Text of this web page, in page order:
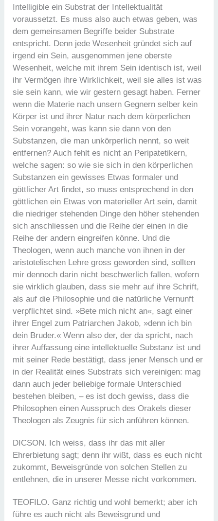
Intelligible ein Substrat der Intellektualität
voraussetzt. Es muss also auch etwas geben, was
dem gemeinsamen Begriffe beider Substrate
entspricht. Denn jede Wesenheit gründet sich auf
irgend ein Sein, ausgenommen jene oberste
Wesenheit, welche mit ihrem Sein identisch ist, weil
ihr Vermögen ihre Wirklichkeit, weil sie alles ist was
sie sein kann, wie wir gestern gesagt haben. Ferner
wenn die Materie nach unsern Gegnern selber kein
Körper ist und ihrer Natur nach dem körperlichen
Sein vorangeht, was kann sie dann von den
Substanzen, die man unkörperlich nennt, so weit
entfernen? Auch fehlt es nicht an Peripatetikern,
welche sagen: so wie sie sich in den körperlichen
Substanzen ein gewisses Etwas formaler und
göttlicher Art findet, so muss entsprechend in den
göttlichen ein Etwas von materieller Art sein, damit
die niedriger stehenden Dinge den höher stehenden
sich anschliessen und die Reihe der einen in die
Reihe der andern eingreifen könne. Und die
Theologen, wenn auch manche von ihnen in der
aristotelischen Lehre gross geworden sind, sollten
mir dennoch darin nicht beschwerlich fallen, wofern
sie wirklich glauben, dass sie mehr auf ihre Schrift,
als auf die Philosophie und die natürliche Vernunft
verpflichtet sind. »Bete mich nicht an«, sagt einer
ihrer Engel zum Patriarchen Jakob, »denn ich bin
dein Bruder.« Wenn also der, der da spricht, nach
ihrer Auffassung eine intellektuelle Substanz ist und
mit seiner Rede bestätigt, dass jener Mensch und er
in der Realität eines Substrats sich vereinigen: mag
dann auch jeder beliebige formale Unterschied
bestehen bleiben, – es ist doch gewiss, dass die
Philosophen einen Ausspruch des Orakels dieser
Theologen als Zeugnis für sich anführen können.
DICSON. Ich weiss, dass ihr das mit aller
Ehrerbietung sagt; denn ihr wißt, dass es euch nicht
zukommt, Beweisgründe von solchen Stellen zu
entlehnen, die in unserer Messe nicht vorkommen.
TEOFILO. Ganz richtig und wohl bemerkt; aber ich
führe es auch nicht als Beweisgrund und